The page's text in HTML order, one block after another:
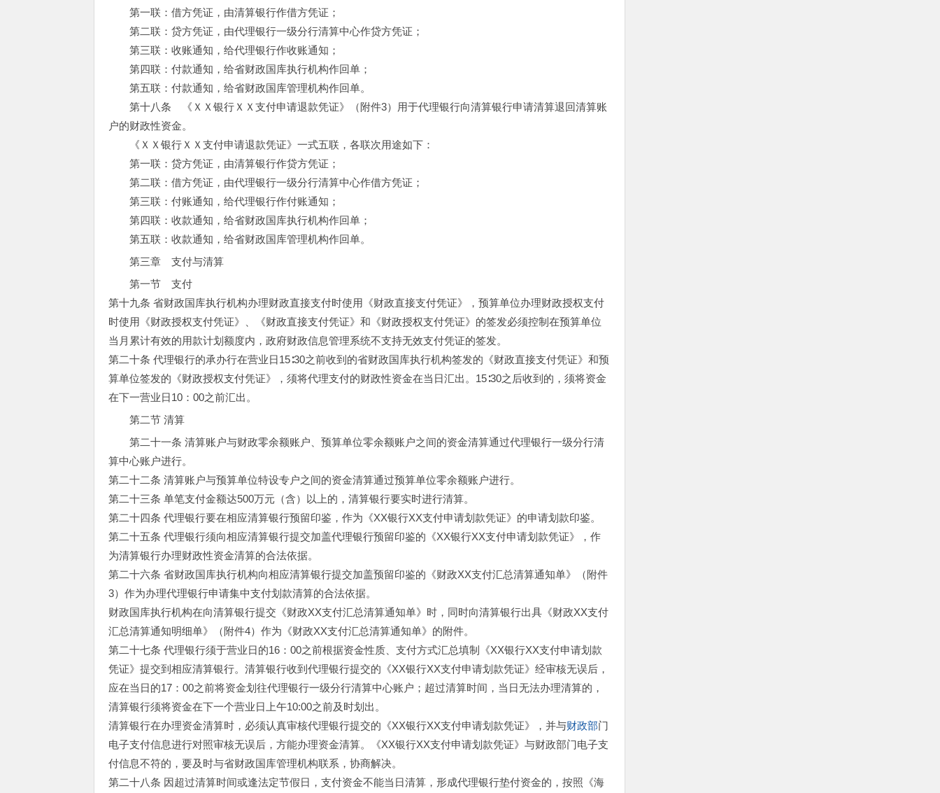
第一联：借方凭证，由清算银行作借方凭证；
第二联：贷方凭证，由代理银行一级分行清算中心作贷方凭证；
第三联：收账通知，给代理银行作收账通知；
第四联：付款通知，给省财政国库执行机构作回单；
第五联：付款通知，给省财政国库管理机构作回单。
第十八条 《ＸＸ银行ＸＸ支付申请退款凭证》（附件3）用于代理银行向清算银行申请清算退回清算账
户的财政性资金。
《ＸＸ银行ＸＸ支付申请退款凭证》一式五联，各联次用途如下：
第一联：贷方凭证，由清算银行作贷方凭证；
第二联：借方凭证，由代理银行一级分行清算中心作借方凭证；
第三联：付账通知，给代理银行作付账通知；
第四联：收款通知，给省财政国库执行机构作回单；
第五联：收款通知，给省财政国库管理机构作回单。
第三章 支付与清算
第一节 支付
第十九条 省财政国库执行机构办理财政直接支付时使用《财政直接支付凭证》，预算单位办理财政授权支付
时使用《财政授权支付凭证》、《财政直接支付凭证》和《财政授权支付凭证》的签发必须控制在预算单位
当月累计有效的用款计划额度内，政府财政信息管理系统不支持无效支付凭证的签发。
第二十条 代理银行的承办行在营业日15∶30之前收到的省财政国库执行机构签发的《财政直接支付凭证》和预
算单位签发的《财政授权支付凭证》，须将代理支付的财政性资金在当日汇出。15∶30之后收到的，须将资金
在下一营业日10：00之前汇出。
第二节 清算
第二十一条 清算账户与财政零余额账户、预算单位零余额账户之间的资金清算通过代理银行一级分行清
算中心账户进行。
第二十二条 清算账户与预算单位特设专户之间的资金清算通过预算单位零余额账户进行。
第二十三条 单笔支付金额达500万元（含）以上的，清算银行要实时进行清算。
第二十四条 代理银行要在相应清算银行预留印鉴，作为《XX银行XX支付申请划款凭证》的申请划款印鉴。
第二十五条 代理银行须向相应清算银行提交加盖代理银行预留印鉴的《XX银行XX支付申请划款凭证》，作
为清算银行办理财政性资金清算的合法依据。
第二十六条 省财政国库执行机构向相应清算银行提交加盖预留印鉴的《财政XX支付汇总清算通知单》（附件
3）作为办理代理银行申请集中支付划款清算的合法依据。
财政国库执行机构在向清算银行提交《财政XX支付汇总清算通知单》时，同时向清算银行出具《财政XX支付
汇总清算通知明细单》（附件4）作为《财政XX支付汇总清算通知单》的附件。
第二十七条 代理银行须于营业日的16：00之前根据资金性质、支付方式汇总填制《XX银行XX支付申请划款
凭证》提交到相应清算银行。清算银行收到代理银行提交的《XX银行XX支付申请划款凭证》经审核无误后，
应在当日的17：00之前将资金划往代理银行一级分行清算中心账户；超过清算时间，当日无法办理清算的，
清算银行须将资金在下一个营业日上午10:00之前及时划出。
清算银行在办理资金清算时，必须认真审核代理银行提交的《XX银行XX支付申请划款凭证》，并与财政部门
电子支付信息进行对照审核无误后，方能办理资金清算。《XX银行XX支付申请划款凭证》与财政部门电子支
付信息不符的，要及时与省财政国库管理机构联系，协商解决。
第二十八条 因超过清算时间或逢法定节假日，支付资金不能当日清算，形成代理银行垫付资金的，按照《海